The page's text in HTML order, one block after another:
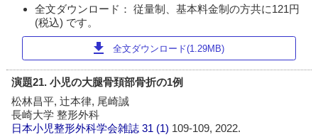
全文ダウンロード： 従量制、基本料金制の方共に121円
(税込) です。
download 全文ダウンロード(1.29MB)
演題21. 小児の大腿骨頚部骨折の1例
松林昌平, 辻本律, 尾崎誠
長崎大学 整形外科
日本小児整形外科学会雑誌 31 (1) 109-109, 2022.